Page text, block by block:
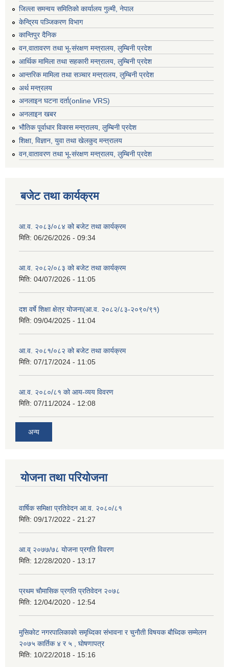
जिल्ला समन्वय समितिको कार्यालय गुल्मी, नेपाल
केन्द्रिय पञ्जिकरण विभाग
कान्तिपुर दैनिक
वन,वातावरण तथा भू-संरक्षण मन्त्रालय, लुम्बिनी प्रदेश
आर्थिक मामिला तथा सहकारी मन्त्रालय, लुम्बिनी प्रदेश
आन्तरिक मामिला तथा सञ्चार मन्त्रालय, लुम्बिनी प्रदेश
अर्थ मन्त्रलय
अनलाइन घटना दर्ता(online VRS)
अनलाइन खबर
भौतिक पूर्वाधार विकास मन्त्रालय, लुम्बिनी प्रदेश
शिक्षा, विज्ञान, युवा तथा खेलकुद मन्‍‍त्रालय
वन,वातावरण तथा भू-संरक्षण मन्त्रालय, लुम्बिनी प्रदेश
बजेट तथा कार्यक्रम
आ.व. २०८३/०८४ को बजेट तथा कार्यक्रम
मिति: 06/26/2026 - 09:34
आ.व. २०८२/०८३ को बजेट तथा कार्यक्रम
मिति: 04/07/2026 - 11:05
दश वर्षे शिक्षा क्षेत्र योजना(आ.व. २०८२/८३-२०९०/९१)
मिति: 09/04/2025 - 11:04
आ.व. २०८१/०८२ को बजेट तथा कार्यक्रम
मिति: 07/17/2024 - 11:05
आ.व. २०८०/८१ को आय-व्यय विवरण
मिति: 07/11/2024 - 12:08
अन्य
योजना तथा परियोजना
वार्षिक समिक्षा प्रतिवेदन आ.व. २०८०/८१
मिति: 09/17/2022 - 21:27
आ.व् २०७७/७८ योजना प्रगति विवरण
मिति: 12/28/2020 - 13:17
प्रथम चाैमासिक प्रगति प्रतिवेदन २०७८
मिति: 12/04/2020 - 12:54
मुसिकाेट नगरपालिकाकाे समृध्दिका संभावना र चुनाैती विषयक बाैध्दिक सम्मेलन
२०७५ कार्तिक ४ र ५ , घाेषणापत्र
मिति: 10/22/2018 - 15:16